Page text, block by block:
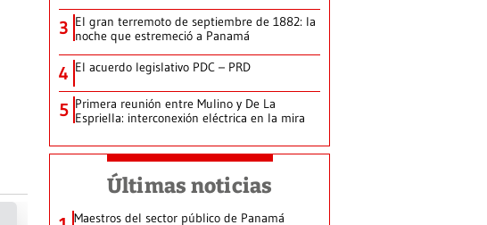
3 El gran terremoto de septiembre de 1882: la
noche que estremeció a Panamá
4 El acuerdo legislativo PDC – PRD
5 Primera reunión entre Mulino y De La
Espriella: interconexión eléctrica en la mira
Últimas noticias
Maestros del sector público de Panamá